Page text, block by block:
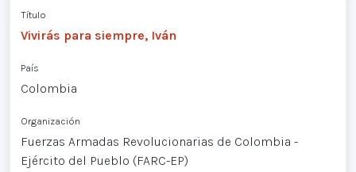
Título
Vivirás para siempre, Iván
País
Colombia
Organización
Fuerzas Armadas Revolucionarias de Colombia -
Ejército del Pueblo (FARC-EP)